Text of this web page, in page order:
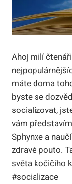
Ahoj milí
máte doma
byste se
socializovat,
vám
Sphynxe a
zdravé pouto.
světa kočičího
#socializace